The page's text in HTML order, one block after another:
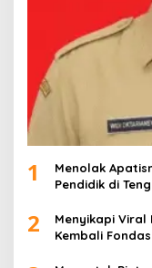
1
Menolak
Pendidik di
2
Menyikapi Viral
Kembali